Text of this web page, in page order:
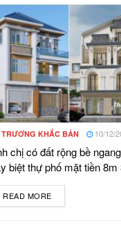
TRƯƠNG KHẮC BẢN 10/12/
chị có đất rộng bề
biệt thự phố mặt tiền 8m
READ MORE